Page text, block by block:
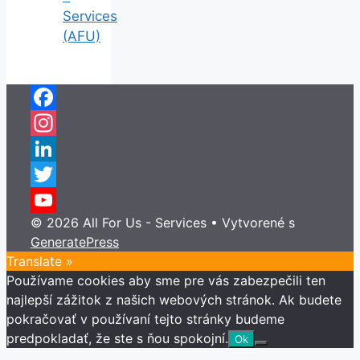
Services
(AFU)
Facebook
Instagram
LinkedIn
Twitter
YouTube
Channel
© 2026 All For Us - Services • Vytvorené s
GeneratePress
Translate »
Používame cookies aby sme pre vás zabezpečili ten
najlepší zážitok z našich webových stránok. Ak budete
pokračovať v používaní tejto stránky budeme
predpokladať, že ste s ňou spokojní. Ok